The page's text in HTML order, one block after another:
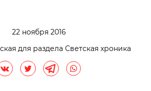
22 ноября 2016
для раздела Светская хроника